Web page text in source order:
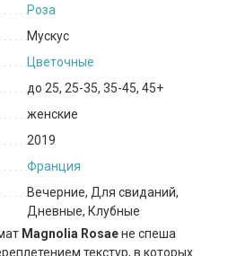
Роза
Мускус
Цветочные
до 25, 25-35, 35-45, 45+
женские
2019
Франция
Вечерние, Для свиданий,
Дневные, Клубные
Magnolia Rosaeне спеша
текстур, в которых